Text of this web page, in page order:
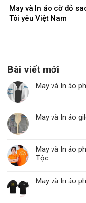
May và In áo cờ đỏ
Tôi yêu Việt Nam
Bài viết mới
May và In áo
May và In áo
May và In áo
Tộc
May và In áo